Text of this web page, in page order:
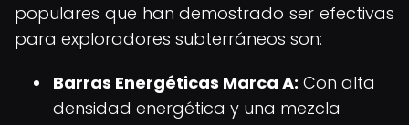
populares que han demostrado ser efectivas
para exploradores subterráneos son:
Barras Energéticas Marca A: Con alta
densidad energética y una mezcla